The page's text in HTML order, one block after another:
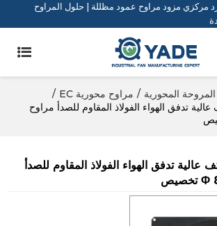
مركزي مزود مراوح عمود مظللة | حلول المراوح
المحورية / مراوح محورية EC
/
تدفق الهواء الفولاذ المقاوم للصدأ مراوح
تدفق الهواء الفولاذ المقاوم للصدأ